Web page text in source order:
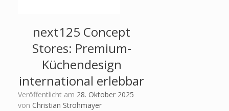
next125 Concept
Stores: Premium-
Küchendesign
international erlebbar
Veröffentlicht am 28. Oktober 2025
von Christian Strohmayer